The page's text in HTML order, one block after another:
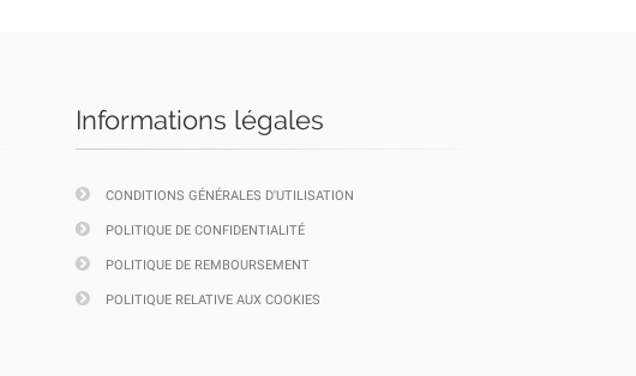
Informations légales
CONDITIONS GÉNÉRALES D'UTILISATION
POLITIQUE DE CONFIDENTIALITÉ
POLITIQUE DE REMBOURSEMENT
POLITIQUE RELATIVE AUX COOKIES